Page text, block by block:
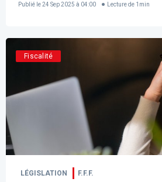
Publié le24 Sep 2025 à 04:00 Lecture de 1 min
Fiscalité
LÉGISLATION F.F.F.